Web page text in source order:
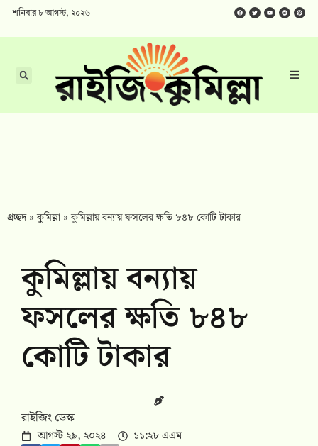
শনিবার ৮ আগস্ট, ২০২৬
প্রচ্ছদ»কুমিল্লা »কুমিল্লায় বন্যায় ফসলের ক্ষতি ৮৪৮ কোটি টাকার
কুমিল্লায় বন্যায়
ফসলের ক্ষতি ৮৪৮
কোটি টাকার
রাইজিং ডেস্ক
আগস্ট ২৯, ২০২৪ ১১:২৮ এএম